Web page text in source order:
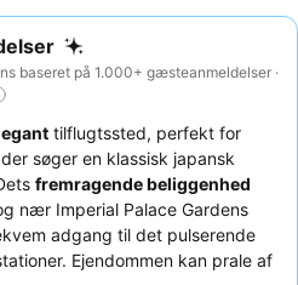
baseret på 1.000+ gæsteanmeldelser ·
tilflugtssted, perfekt for
søger en klassisk japansk
fremragende beliggenhed
nær Imperial Palace Gardens
adgang til det pulserende
Ejendommen kan prale af